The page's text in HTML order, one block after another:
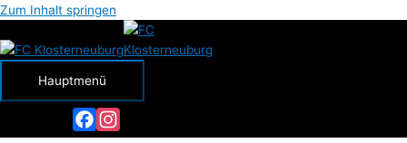
Zum Inhalt springen
Hauptmenü